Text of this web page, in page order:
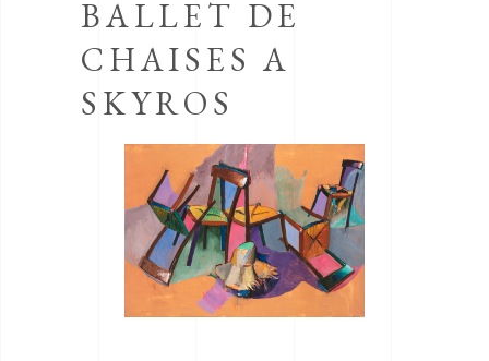
BALLET DE
CHAISES A
SKYROS